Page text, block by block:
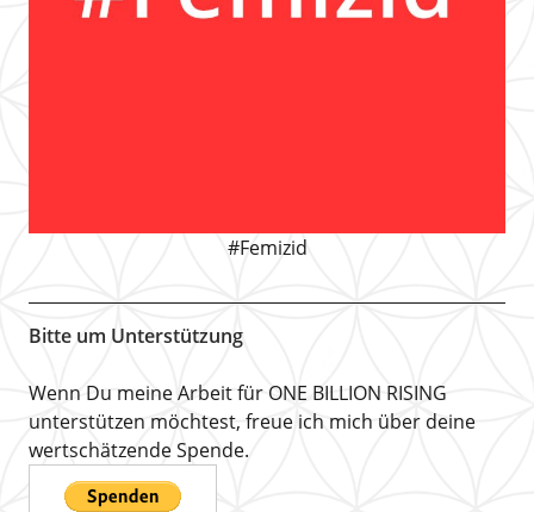
#Femizid
Bitte um Unterstützung
Wenn Du meine Arbeit für ONE BILLION RISING
unterstützen möchtest, freue ich mich über deine
wertschätzende Spende.